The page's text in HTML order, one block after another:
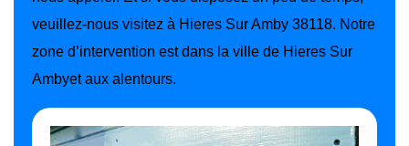
veuillez-nous visitez à Hieres Sur Amby 38118. Notre
zone d’intervention est dans la ville de Hieres Sur
Ambyet aux alentours.